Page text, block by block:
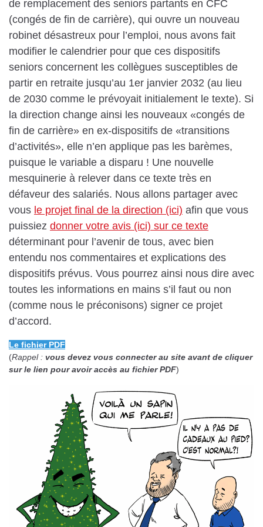
de remplacement des seniors partants en CFC
(congés de fin de carrière), qui ouvre un nouveau
robinet désastreux pour l’emploi, nous avons fait
modifier le calendrier pour que ces dispositifs
seniors concernent les collègues susceptibles de
partir en retraite jusqu’au 1er janvier 2032 (au lieu
de 2030 comme le prévoyait initialement le texte). Si
la direction change ainsi les nouveaux «congés de
fin de carrière» en ex-dispositifs de «transitions
d’activités», elle n’en applique pas les barèmes,
puisque le variable a disparu ! Une nouvelle
mesquinerie à relever dans ce texte très en
défaveur des salariés. Nous allons partager avec
vous le projet final de la direction (ici) afin que vous
puissiez donner votre avis (ici) sur ce texte
déterminant pour l’avenir de tous, avec bien
entendu nos commentaires et explications des
dispositifs prévus. Vous pourrez ainsi nous dire avec
toutes les informations en mains s’il faut ou non
(comme nous le préconisons) signer ce projet
d’accord.
Le fichier PDF
(Rappel : vous devez vous connecter au site avant de cliquer
sur le lien pour avoir accès au fichier PDF)